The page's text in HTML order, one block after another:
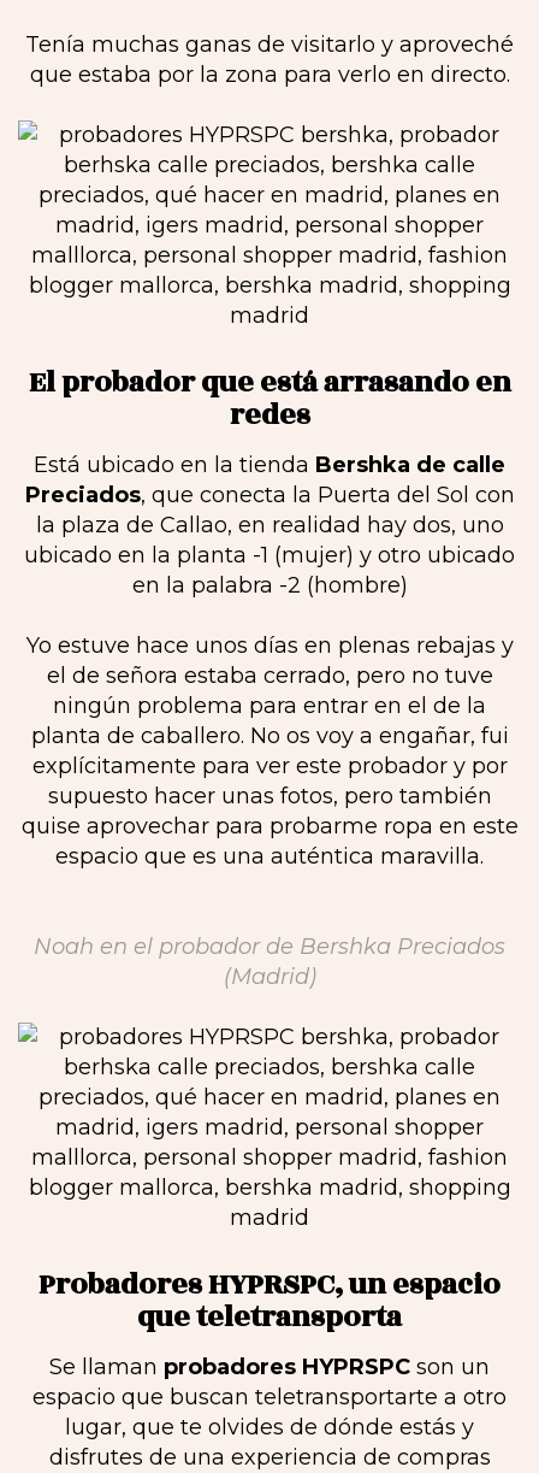
Tenía muchas ganas de visitarlo y aproveché
que estaba por la zona para verlo en directo.
El probador que está arrasando en
redes
Está ubicado en la tienda Bershka de calle
Preciados, que conecta la Puerta del Sol con
la plaza de Callao, en realidad hay dos, uno
ubicado en la planta -1 (mujer) y otro ubicado
en la palabra -2 (hombre)
Yo estuve hace unos días en plenas rebajas y
el de señora estaba cerrado, pero no tuve
ningún problema para entrar en el de la
planta de caballero. No os voy a engañar, fui
explícitamente para ver este probador y por
supuesto hacer unas fotos, pero también
quise aprovechar para probarme ropa en este
espacio que es una auténtica maravilla.
Noah en el probador de Bershka Preciados
(Madrid)
Probadores HYPRSPC, un espacio
que teletransporta
Se llaman probadores HYPRSPC son un
espacio que buscan teletransportarte a otro
lugar, que te olvides de dónde estás y
disfrutes de una experiencia de compras